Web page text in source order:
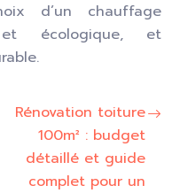
d’un chauffage
et écologique, et
Rénovation toiture
100m² : budget
détaillé et guide
complet pour un